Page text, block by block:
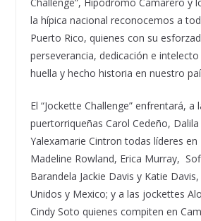
la hípica nacional reconocemos a
Puerto Rico, quienes con su
perseverancia, dedicación e
huella y hecho historia en nuestro
El “Jockette Challenge” enfrentará, a
puertorriqueñas Carol Cedeño, Dalila
Yalexamarie Cintron todas líderes en
Madeline Rowland, Erica Murray,
Barandela Jackie Davis y Katie
Unidos y Mexico; y a las jockettes
Cindy Soto quienes compiten en